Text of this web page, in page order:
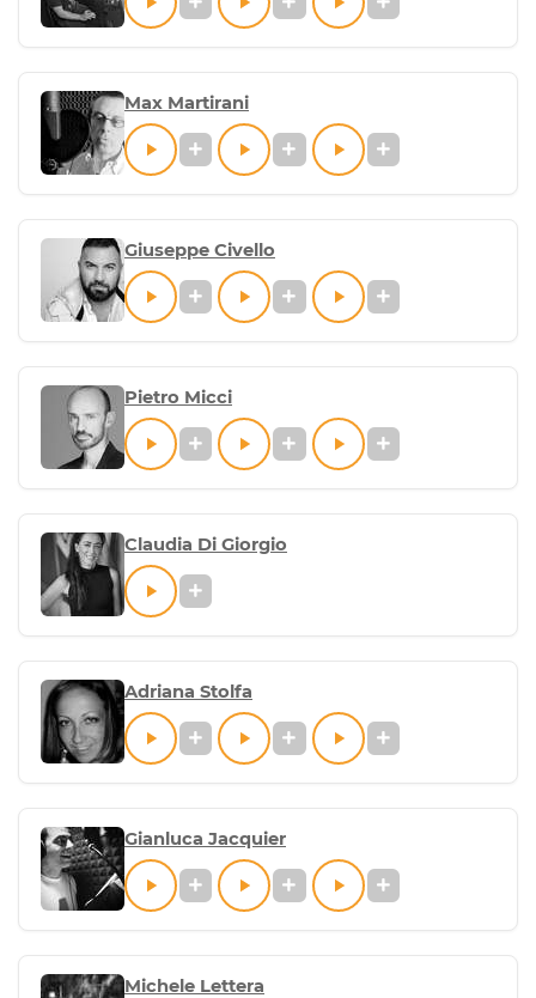
Max Martirani
Giuseppe Civello
Pietro Micci
Claudia Di Giorgio
Adriana Stolfa
Gianluca Jacquier
Michele Lettera